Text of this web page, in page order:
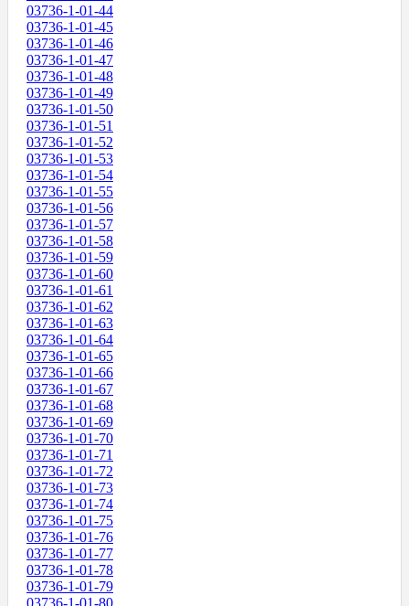
03736-1-01-44
03736-1-01-45
03736-1-01-46
03736-1-01-47
03736-1-01-48
03736-1-01-49
03736-1-01-50
03736-1-01-51
03736-1-01-52
03736-1-01-53
03736-1-01-54
03736-1-01-55
03736-1-01-56
03736-1-01-57
03736-1-01-58
03736-1-01-59
03736-1-01-60
03736-1-01-61
03736-1-01-62
03736-1-01-63
03736-1-01-64
03736-1-01-65
03736-1-01-66
03736-1-01-67
03736-1-01-68
03736-1-01-69
03736-1-01-70
03736-1-01-71
03736-1-01-72
03736-1-01-73
03736-1-01-74
03736-1-01-75
03736-1-01-76
03736-1-01-77
03736-1-01-78
03736-1-01-79
03736-1-01-80